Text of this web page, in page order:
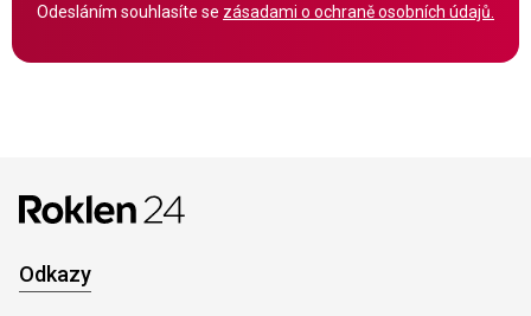
Odesláním souhlasíte se zásadami o ochraně osobních údajů.
Odkazy